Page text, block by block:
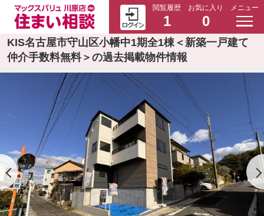
閲覧履歴
1
お気に入り
0
メニュー
KIS名古屋市守山区小幡中1期全1棟＜新築一戸建て
仲介手数料無料＞の過去掲載物件情報